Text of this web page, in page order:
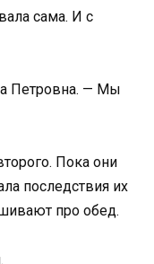
сама. И с
Петровна. — Мы
Пока они
последствия их
про обед.